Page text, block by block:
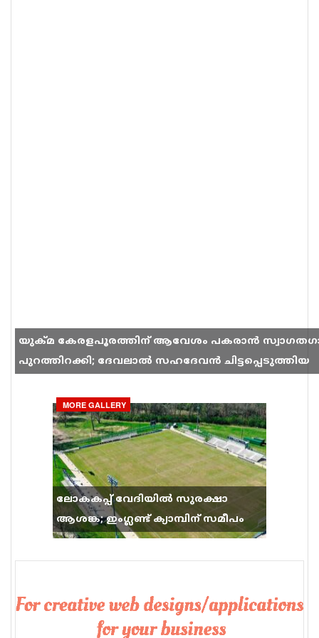
യുക്മ കേരളപൂരത്തിന് ആവേശം പകരാൻ
പുറത്തിറക്കി; ദേവലാൽ സഹദേവൻ ചിട്ടപ്പെടുത്തിയ
MORE GALLERY
ലോകകപ്പ് വേദിയിൽ സുരക്ഷാ
ആശങ്ക; ഇംഗ്ലണ്ട് ക്യാമ്പിന് സമീപം
വെടിവെപ്പ്, 9 പേർക്ക് പരിക്ക്